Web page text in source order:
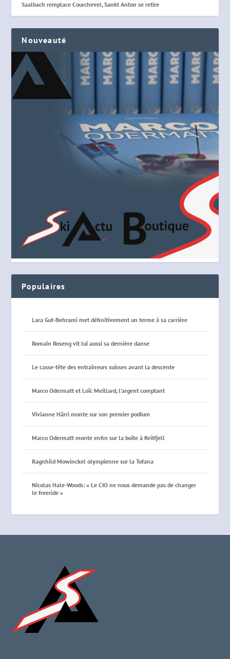
Saalbach remplace Courchevel, Sankt Anton se retire
Nouveauté
Populaires
Lara Gut-Behrami met définitivement un terme à sa carrière
Romain Roseng vit lui aussi sa dernière danse
Le casse-tête des entraîneurs suisses avant la descente
Marco Odermatt et Loïc Meillard, l’argent comptant
Vivianne Härri monte sur son premier podium
Marco Odermatt monte enfin sur la boîte à Kvitfjell
Ragnhild Mowinckel olympienne sur la Tofana
Nicolas Hale-Woods: « Le CIO ne nous demande pas de changer
le freeride »